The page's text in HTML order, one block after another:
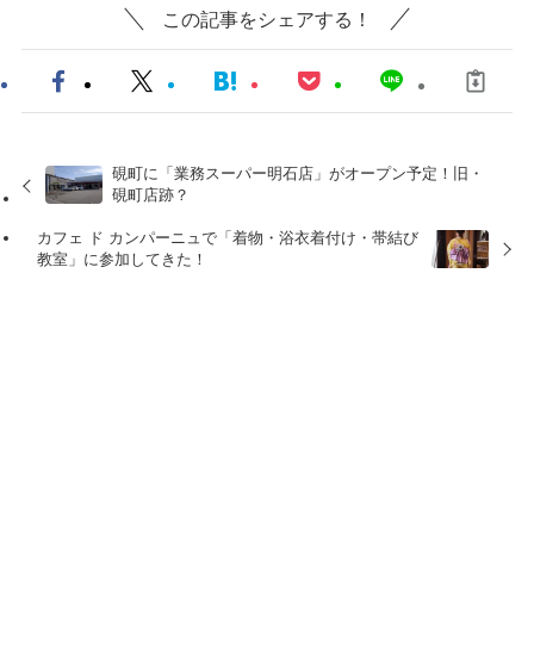
この記事をシェアする！
硯町に「業務スーパー明石店」がオープン予定！旧・
硯町店跡？
カフェ ド カンパーニュで「着物・浴衣着付け・帯結び
教室」に参加してきた！